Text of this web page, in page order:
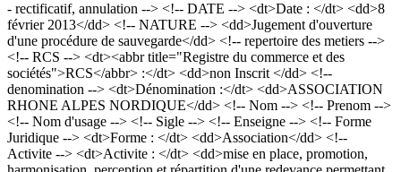
- rectificatif, annulation --> <!-- DATE --> <dt>Date : </dt> <dd>8
février 2013</dd> <!-- NATURE --> <dd>Jugement d'ouverture
d'une procédure de sauvegarde</dd> <!-- repertoire des metiers -->
<!-- RCS --> <dt><abbr title="Registre du commerce et des
sociétés">RCS</abbr> :</dt> <dd>non Inscrit </dd> <!--
denomination --> <dt>Dénomination :</dt> <dd>ASSOCIATION
RHONE ALPES NORDIQUE</dd> <!-- Nom --> <!-- Prenom -->
<!-- Nom d'usage --> <!-- Sigle --> <!-- Enseigne --> <!-- Forme
Juridique --> <dt>Forme : </dt> <dd>Association</dd> <!--
Activite --> <dt>Activite : </dt> <dd>mise en place, promotion,